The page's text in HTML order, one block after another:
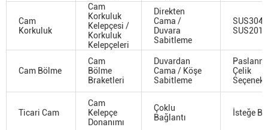
Cam
Korkuluk
Cam
Korkuluk
Kelepçesi /
Korkuluk
Kelepçeleri
Direkten
Cama /
Duvara
Sabitleme
SUS304 /
SUS201
Cam Bölme
Cam
Bölme
Braketleri
Duvardan
Cama / Köşe
Sabitleme
Çelik
Ticari Cam
Cam
Kelepçe
Donanımı
Çoklu
Bağlantı
İsteğe